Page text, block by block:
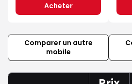
Acheter
Comparer un autre
mobile